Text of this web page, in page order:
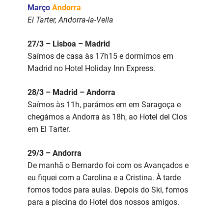
Março Andorra
El Tarter, Andorra-la-Vella
27/3 – Lisboa – Madrid
Saímos de casa às 17h15 e dormimos em
Madrid no Hotel Holiday Inn Express.
28/3 – Madrid – Andorra
Saímos às 11h, parámos em em Saragoça e
chegámos a Andorra às 18h, ao Hotel del Clos
em El Tarter.
29/3 – Andorra
De manhã o Bernardo foi com os Avançados e
eu fiquei com a Carolina e a Cristina. À tarde
fomos todos para aulas. Depois do Ski, fomos
para a piscina do Hotel dos nossos amigos.